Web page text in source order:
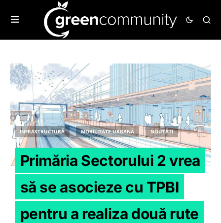
INFRASTRUCTURĂ MOBILITATE URBANĂ NOUTĂȚI
Primăria Sectorului 2 vrea
să se asocieze cu TPBI
pentru a realiza două rute